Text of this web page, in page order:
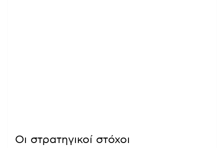
Οι στρατηγικοί στόχοι